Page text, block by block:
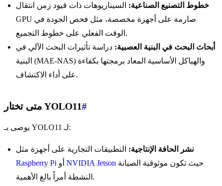
خطوط التصنيع الصناعية: السيناريوهات ذات قيود زمن انتقال
GPU صارمة على أجهزة مخصصة، مثل فحص الجودة في
الوقت الفعلي على خطوط التجميع.
أبحاث البحث في البنية العصبية: دراسة تأثيرات البحث الآلي في
البنية (MAE-NAS) والهياكل الأساسية المعاد برمجتها بكفاءة
على أداء الاكتشاف.
متى تختار YOLO11#
يوصى بـ YOLO11 لـ:
نشر الحافة الإنتاجية: التطبيقات التجارية على أجهزة مثل
Raspberry Pi
NVIDIA Jetson
النشطة أمراً بالغ الأهمية.